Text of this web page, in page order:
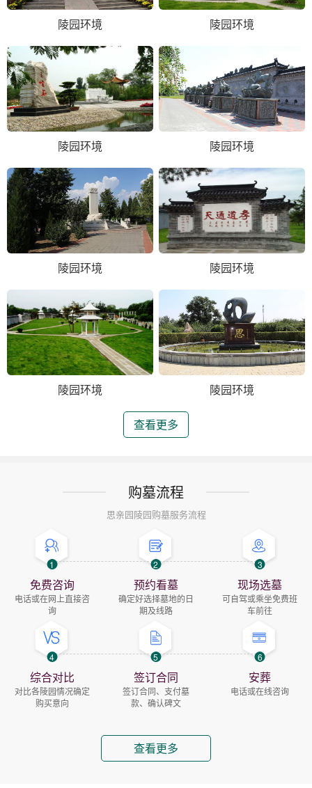
陵园环境 陵园环境
陵园环境 陵园环境
陵园环境 陵园环境
陵园环境 陵园环境
查看更多
购墓流程
思亲园陵园购墓服务流程
1
免费咨询
电话或在网上直接咨
询
2
预约看墓
确定好选择墓地的日
期及线路
3
现场选墓
可自驾或乘坐免费班
车前往
4
综合对比
对比各陵园情况确定
购买意向
5
签订合同
签订合同、支付墓
款、确认碑文
6
安葬
电话或在线咨询
查看更多